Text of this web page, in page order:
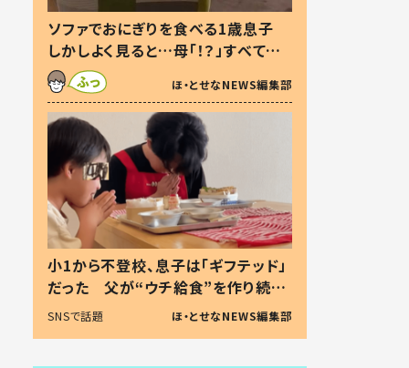
ソファでおにぎりを食べる1歳息子
しかしよく見ると…母「！？」すべてを
察した母の投稿に「可愛いから許
す！」「現行犯〜」
ほ・とせなNEWS編集部
小1から不登校、息子は「ギフテッド」
だった 父が“ウチ給食”を作り続け
る理由とは #令和の親 #令和の子
SNSで話題 ほ・とせなNEWS編集部